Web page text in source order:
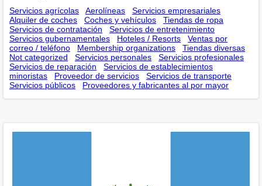
Servicios agrícolas Aerolíneas
Servicios empresariales
Alquiler de coches
Coches y vehículos
Tiendas de ropa
Servicios de contratación
Servicios de entretenimiento
Servicios gubernamentales
Hoteles / Resorts
Ventas por
correo / teléfono
Membership оrganizations
Tiendas diversas
Not categorized
Servicios personales
Servicios profesionales
Servicios de reparación
Servicios de establecimientos
minoristas
Proveedor de servicios
Servicios de transporte
Servicios públicos
Proveedores y fabricantes al por mayor